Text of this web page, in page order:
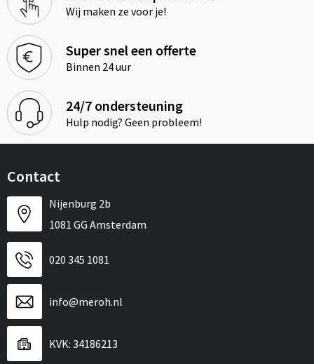
Wij maken ze voor je!
Super snel een offerte
Binnen 24 uur
24/7 ondersteuning
Hulp nodig? Geen probleem!
Contact
Nijenburg 2b
1081 GG Amsterdam
020 345 1081
info@meroh.nl
KVK: 34186213